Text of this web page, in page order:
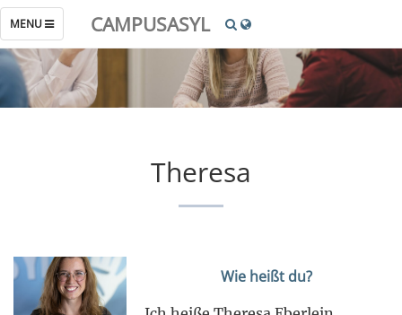
TOGGLE
NAVIGATION
MENU CAMPUSASYL
Theresa
Wie heißt du?